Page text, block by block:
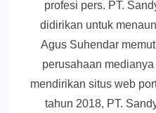
profesi pers. PT.
didirikan untuk
Agus Suhendar
perusahaan
mendirikan situs web
tahun 2018, PT.